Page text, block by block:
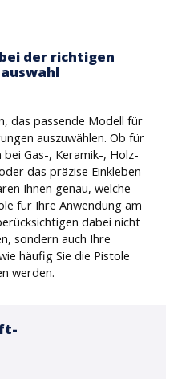
der richtigen
das passende Modell für
auszuwählen. Ob für
Gas-, Keramik-, Holz-
das präzise Einkleben
Ihnen genau, welche
für Ihre Anwendung am
dabei nicht
sondern auch Ihre
häufig Sie die Pistole
werden.